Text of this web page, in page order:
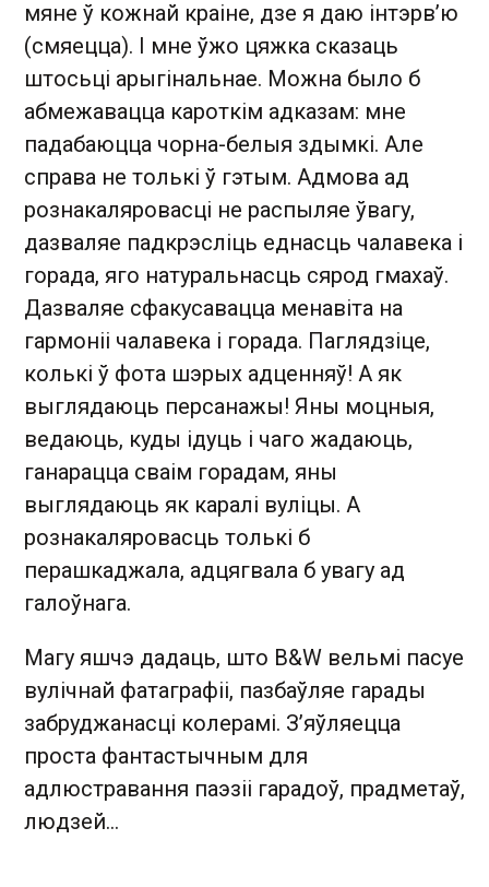
мяне ў кожнай краіне, дзе я даю інтэрв’ю
(смяецца). І мне ўжо цяжка сказаць
штосьці арыгінальнае. Можна было б
абмежавацца кароткім адказам: мне
падабаюцца чорна-белыя здымкі. Але
справа не толькі ў гэтым. Адмова ад
рознакаляровасці не распыляе ўвагу,
дазваляе падкрэсліць еднасць чалавека і
горада, яго натуральнасць сярод гмахаў.
Дазваляе сфакусавацца менавіта на
гармоніі чалавека і горада. Паглядзіце,
колькі ў фота шэрых адценняў! А як
выглядаюць персанажы! Яны моцныя,
ведаюць, куды ідуць і чаго жадаюць,
ганарацца сваім горадам, яны
выглядаюць як каралі вуліцы. А
рознакаляровасць толькі б
перашкаджала, адцягвала б увагу ад
галоўнага.
Магу яшчэ дадаць, што B&W вельмі пасуе
вулічнай фатаграфіі, пазбаўляе гарады
забруджанасці колерамі. З’яўляецца
проста фантастычным для
адлюстравання паэзіі гарадоў, прадметаў,
людзей…